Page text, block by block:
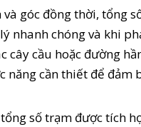
góc đồng thời, tổng
nhanh chóng và khi
cây cầu hoặc đường
năng cần thiết để đảm
số trạm được tích